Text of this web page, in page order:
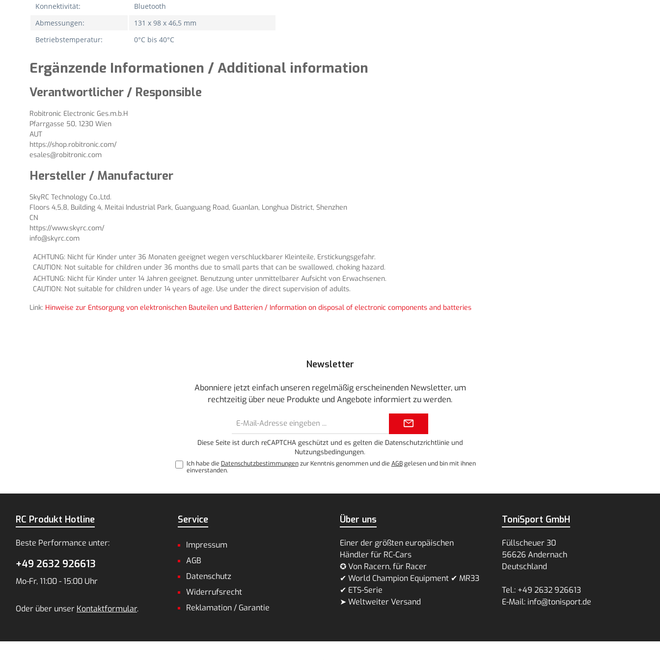
Konnektivität:
Bluetooth
Abmessungen:
131 x 98 x 46,5 mm
Betriebstemperatur:
0°C bis 40°C
Ergänzende Informationen / Additional information
Verantwortlicher / Responsible
Robitronic Electronic Ges.m.b.H
Pfarrgasse 50, 1230 Wien
AUT
https://shop.robitronic.com/
esales@robitronic.com
Hersteller / Manufacturer
SkyRC Technology Co.,Ltd.
Floors 4,5,8, Building 4, Meitai Industrial Park, Guanguang Road, Guanlan, Longhua District, Shenzhen
CN
https://www.skyrc.com/
info@skyrc.com
ACHTUNG: Nicht für Kinder unter 36 Monaten geeignet wegen verschluckbarer Kleinteile, Erstickungsgefahr.
CAUTION: Not suitable for children under 36 months due to small parts that can be swallowed, choking hazard.
ACHTUNG: Nicht für Kinder unter 14 Jahren geeignet. Benutzung unter unmittelbarer Aufsicht von Erwachsenen.
CAUTION: Not suitable for children under 14 years of age. Use under the direct supervision of adults.
Link: Hinweise zur Entsorgung von elektronischen Bauteilen und Batterien / Information on disposal of electronic components and batteries
Newsletter
Abonniere jetzt einfach unseren regelmäßig erscheinenden Newsletter, um
rechtzeitig über neue Produkte und Angebote informiert zu werden.
Mail-
Diese Seite ist durch reCAPTCHA geschützt und es gelten die Datenschutzrichtlinieund
Nutzungsbedingungen.
Ich habe die Datenschutzbestimmungenzur Kenntnis genommen und die AGBgelesen und bin mit ihnen
einverstanden.
RC Produkt Hotline
Beste Performance unter:
+49 2632 926613
Mo-Fr, 11:00 - 15:00 Uhr
Oder über unser Kontaktformular.
Service
Impressum
AGB
Datenschutz
Widerrufsrecht
Reklamation / Garantie
Über uns
Einer der größten europäischen
Händler für RC-Cars
✪ Von Racern, für Racer
✔ World Champion Equipment ✔ MR33
✔ ETS-Serie
➤ Weltweiter Versand
ToniSport GmbH
Füllscheuer 30
56626 Andernach
Deutschland
Tel.: +49 2632 926613
E-Mail: info@tonisport.de